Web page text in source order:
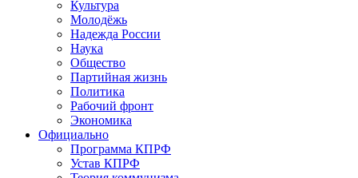
Культура
Молодёжь
Надежда России
Наука
Общество
Партийная жизнь
Политика
Рабочий фронт
Экономика
Официально
Программа КПРФ
Устав КПРФ